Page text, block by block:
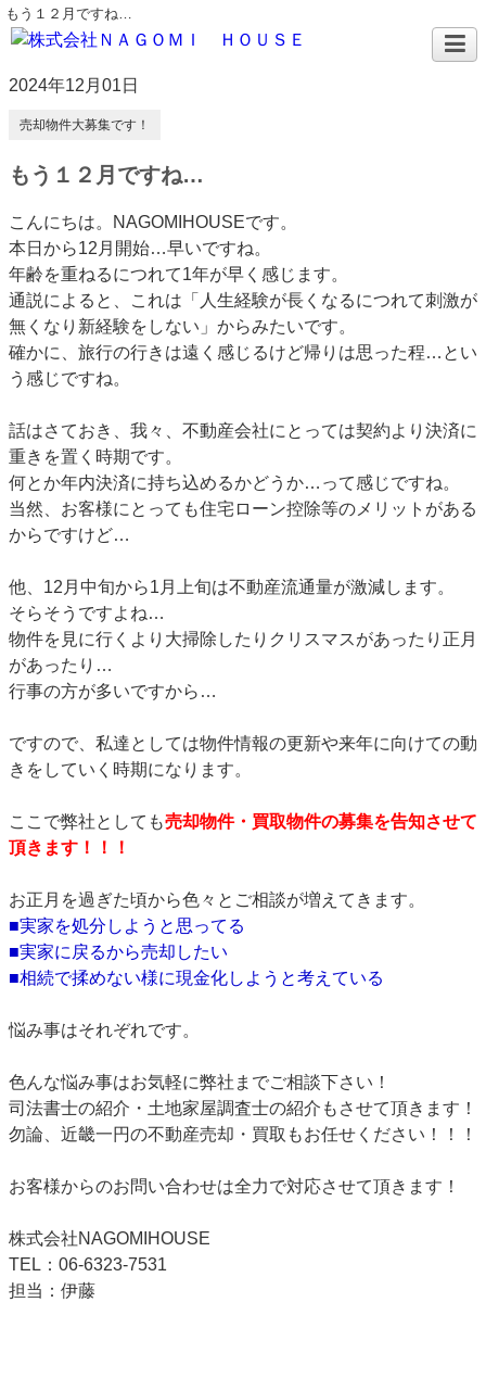
もう１２月ですね…
2024年12月01日
売却物件大募集です！
もう１２月ですね…
こんにちは。NAGOMIHOUSEです。
本日から12月開始…早いですね。
年齢を重ねるにつれて1年が早く感じます。
通説によると、これは「人生経験が長くなるにつれて刺激が
無くなり新経験をしない」からみたいです。
確かに、旅行の行きは遠く感じるけど帰りは思った程…とい
う感じですね。
話はさておき、我々、不動産会社にとっては契約より決済に
重きを置く時期です。
何とか年内決済に持ち込めるかどうか…って感じですね。
当然、お客様にとっても住宅ローン控除等のメリットがある
からですけど…
他、12月中旬から1月上旬は不動産流通量が激減します。
そらそうですよね…
物件を見に行くより大掃除したりクリスマスがあったり正月
があったり…
行事の方が多いですから…
ですので、私達としては物件情報の更新や来年に向けての動
きをしていく時期になります。
ここで弊社としても売却物件・買取物件の募集を告知させて
頂きます！！！
お正月を過ぎた頃から色々とご相談が増えてきます。
■実家を処分しようと思ってる
■実家に戻るから売却したい
■相続で揉めない様に現金化しようと考えている
悩み事はそれぞれです。
色んな悩み事はお気軽に弊社までご相談下さい！
司法書士の紹介・土地家屋調査士の紹介もさせて頂きます！
勿論、近畿一円の不動産売却・買取もお任せください！！！
お客様からのお問い合わせは全力で対応させて頂きます！
株式会社NAGOMIHOUSE
TEL：06-6323-7531
担当：伊藤